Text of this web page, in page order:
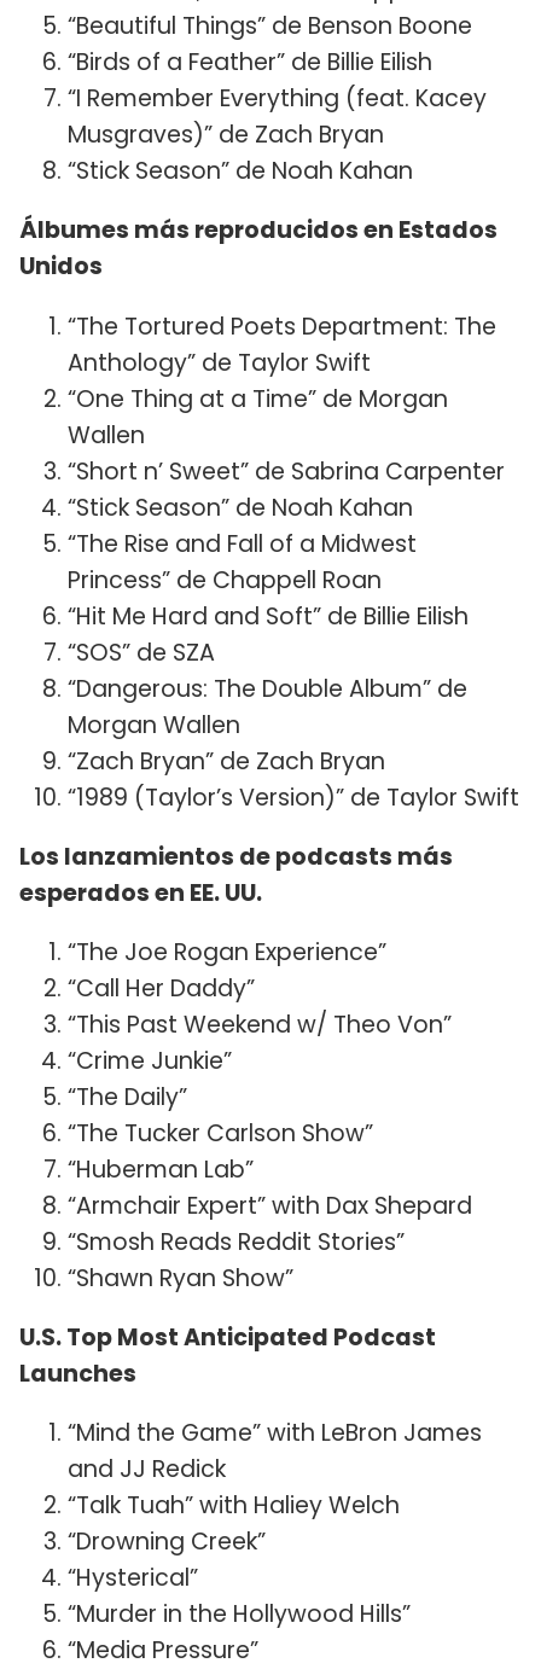
“Beautiful Things” de Benson Boone
“Birds of a Feather” de Billie Eilish
“I Remember Everything (feat. Kacey
Musgraves)” de Zach Bryan
“Stick Season” de Noah Kahan
Álbumes más reproducidos en Estados
Unidos
“The Tortured Poets Department: The
Anthology” de Taylor Swift
“One Thing at a Time” de Morgan
Wallen
“Short n’ Sweet” de Sabrina Carpenter
“Stick Season” de Noah Kahan
“The Rise and Fall of a Midwest
Princess” de Chappell Roan
“Hit Me Hard and Soft” de Billie Eilish
“SOS” de SZA
“Dangerous: The Double Album” de
Morgan Wallen
“Zach Bryan” de Zach Bryan
“1989 (Taylor’s Version)” de Taylor Swift
Los lanzamientos de podcasts más
esperados en EE. UU.
“The Joe Rogan Experience”
“Call Her Daddy”
“This Past Weekend w/ Theo Von”
“Crime Junkie”
“The Daily”
“The Tucker Carlson Show”
“Huberman Lab”
“Armchair Expert” with Dax Shepard
“Smosh Reads Reddit Stories”
“Shawn Ryan Show”
U.S. Top Most Anticipated Podcast
Launches
“Mind the Game” with LeBron James
and JJ Redick
“Talk Tuah” with Haliey Welch
“Drowning Creek”
“Hysterical”
“Murder in the Hollywood Hills”
“Media Pressure”